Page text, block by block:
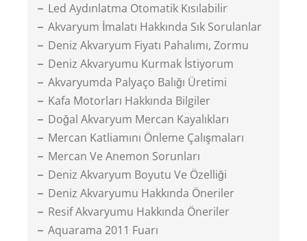
Led Aydınlatma Otomatik Kısılabilir
Akvaryum İmalatı Hakkında Sık Sorulanlar
Deniz Akvaryum Fiyatı Pahalımı, Zormu
Deniz Akvaryumu Kurmak İstiyorum
Akvaryumda Palyaço Balığı Üretimi
Kafa Motorları Hakkında Bilgiler
Doğal Akvaryum Mercan Kayalıkları
Mercan Katliamını Önleme Çalışmaları
Mercan Ve Anemon Sorunları
Deniz Akvaryum Boyutu Ve Özelliği
Deniz Akvaryumu Hakkında Öneriler
Resif Akvaryumu Hakkında Öneriler
Aquarama 2011 Fuarı